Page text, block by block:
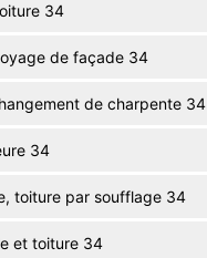
34
de façade 34
de charpente 34
34
toiture par soufflage 34
et toiture 34